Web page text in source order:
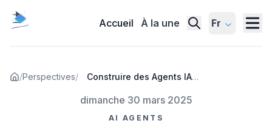
Accueil À la une Fr
/Perspectives/
Construire des Agents IA
Context Protocol (MCP) : Un
Guide Pratique Utilisant le
dimanche 30 mars 2025
AI AGENTS